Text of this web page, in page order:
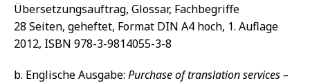
Übersetzungsauftrag, Glossar, Fachbegriffe
28 Seiten, geheftet, Format DIN A4 hoch, 1. Auflage
2012, ISBN 978-3-9814055-3-8
b. Englische Ausgabe: Purchase of translation services –